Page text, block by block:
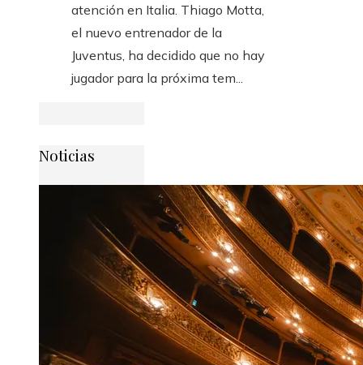
atención en Italia. Thiago Motta,
el nuevo entrenador de la
Juventus, ha decidido que no hay
jugador para la próxima tem...
Noticias